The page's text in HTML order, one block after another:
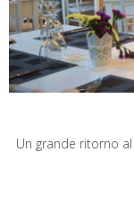
Un grande ritorno al